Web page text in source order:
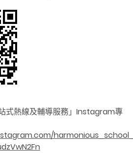
式熱線及輔導服務」Instagram專